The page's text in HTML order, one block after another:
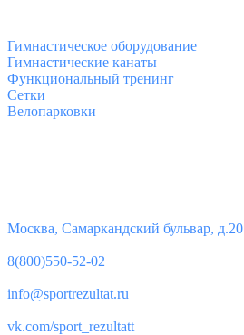
Гимнастическое оборудование
Гимнастические канаты
Функциональный тренинг
Сетки
Велопарковки
Москва, Самаркандский бульвар, д.20
8(800)550-52-02
info@sportrezultat.ru
vk.com/sport_rezultatt